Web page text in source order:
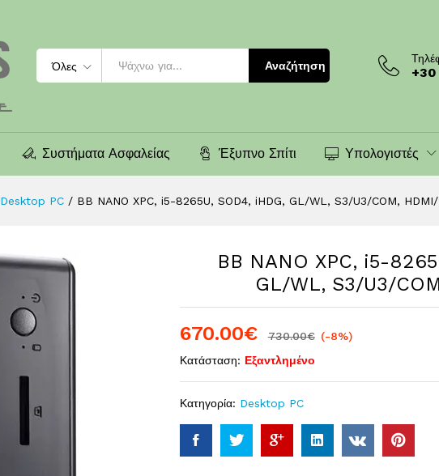
Όλες Αναζήτηση
Συστήματα Ασφαλείας Έξυπνο Σπίτι Υπολογιστές
Desktop PC / BB NANO XPC, i5-8265U, SOD4, iHDG, GL/WL, S3/U3/COM, HDMI/
BB NANO XPC, i5-
GL/WL, S3/U3/
670.00€ 730.00€ (-8%)
Κατάσταση: Εξαντλημένο
Κατηγορία: Desktop PC